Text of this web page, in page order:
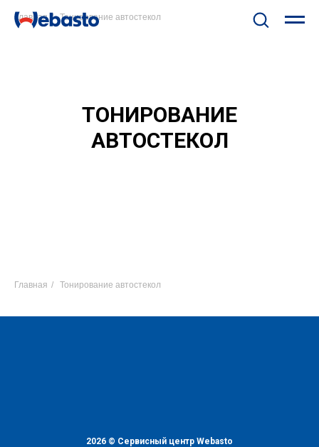
Главная / Тонирование автостекол
ТОНИРОВАНИЕ
АВТОСТЕКОЛ
Главная / Тонирование автостекол
2026 © Сервисный центр Webasto